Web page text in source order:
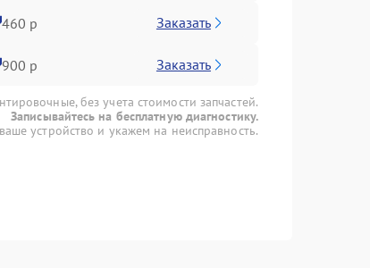
460 р Заказать
900 р Заказать
без учета стоимости запчастей.
Записывайтесь на бесплатную диагностику.
устройство и укажем на неисправность.